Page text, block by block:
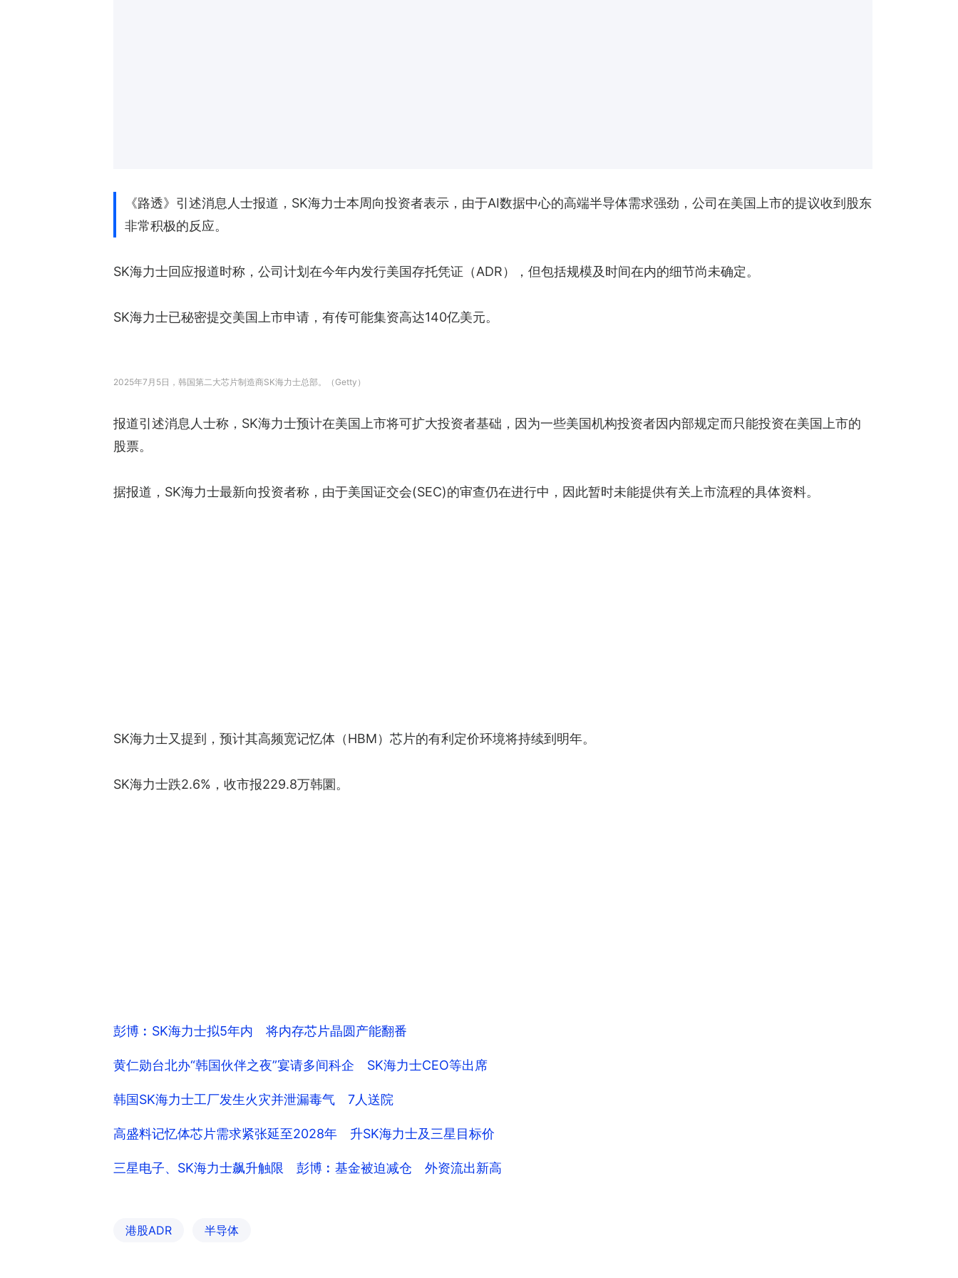
《路透》引述消息人士报道，SK海力士本周向投资者表示，由于AI数据中心的高端半导体需求强劲，公司在美国上市的提议收到股东
非常积极的反应。
SK海力士回应报道时称，公司计划在今年内发行美国存托凭证（ADR），但包括规模及时间在内的细节尚未确定。
SK海力士已秘密提交美国上市申请，有传可能集资高达140亿美元。
2025年7月5日，韩国第二大芯片制造商SK海力士总部。（Getty）
报道引述消息人士称，SK海力士预计在美国上市将可扩大投资者基础，因为一些美国机构投资者因内部规定而只能投资在美国上市的
股票。
据报道，SK海力士最新向投资者称，由于美国证交会(SEC)的审查仍在进行中，因此暂时未能提供有关上市流程的具体资料。
SK海力士又提到，预计其高频宽记忆体（HBM）芯片的有利定价环境将持续到明年。
SK海力士跌2.6%，收市报229.8万韩圜。
彭博︰SK海力士拟5年内 将内存芯片晶圆产能翻番
黄仁勋台北办“韩国伙伴之夜”宴请多间科企 SK海力士CEO等出席
韩国SK海力士工厂发生火灾并泄漏毒气 7人送院
高盛料记忆体芯片需求紧张延至2028年 升SK海力士及三星目标价
三星电子、SK海力士飙升触限 彭博︰基金被迫减仓 外资流出新高
港股ADR 半导体